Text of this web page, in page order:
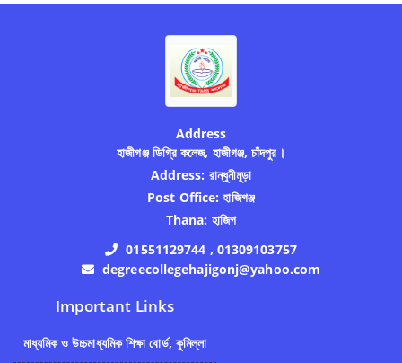
Address
হাজীগঞ্জ ডিগ্রি কলেজ, হাজীগঞ্জ, চাঁদপুর।
Address: রান্ধুনীমূড়া
Post Office: হাজিগঞ্জ
Thana: হাজিগ
01551129744 , 01309103757
degreecollegehajigonj@yahoo.com
Important Links
মাধ্যমিক ও উচ্চমাধ্যমিক শিক্ষা বোর্ড, কুমিল্লা